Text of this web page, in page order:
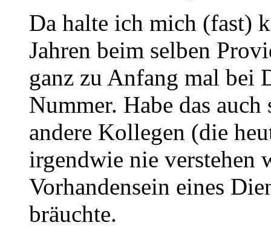
Da halte ich mich (fast)
Jahren beim selben
ganz zu Anfang mal bei
Nummer. Habe das
andere Kollegen (die
irgendwie nie verstehen
Vorhandensein eines
bräuchte.